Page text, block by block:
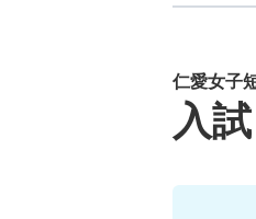
仁愛女子
入